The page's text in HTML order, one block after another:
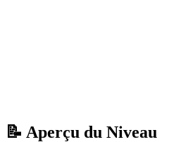
📝 Aperçu du Niveau